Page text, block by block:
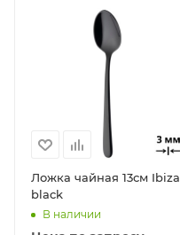
Ложка чайная 13см Ibiza
black
В наличии